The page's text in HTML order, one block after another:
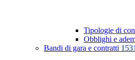
Tipologie di
Obblighi e
Bandi di gara e contratti 1531